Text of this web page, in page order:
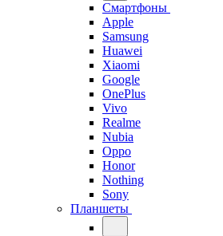
Смартфоны
Apple
Samsung
Huawei
Xiaomi
Google
OnePlus
Vivo
Realme
Nubia
Oppo
Honor
Nothing
Sony
Планшеты